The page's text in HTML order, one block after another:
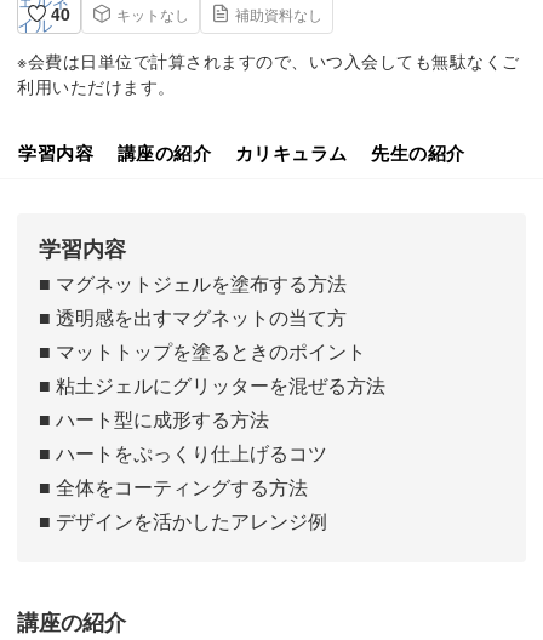
40
キットなし 補助資料なし
※会費は日単位で計算されますので、いつ入会しても無駄なくご
利用いただけます。
学習内容 講座の紹介 カリキュラム 先生の紹介
学習内容
■ マグネットジェルを塗布する方法
■ 透明感を出すマグネットの当て方
■ マットトップを塗るときのポイント
■ 粘土ジェルにグリッターを混ぜる方法
■ ハート型に成形する方法
■ ハートをぷっくり仕上げるコツ
■ 全体をコーティングする方法
■ デザインを活かしたアレンジ例
講座の紹介